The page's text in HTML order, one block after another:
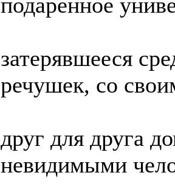
затерявшееся
речушек, со
друг для друга
невидимыми